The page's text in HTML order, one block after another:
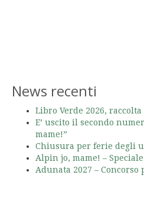
News recenti
Libro Verde 2026, raccolta
E’ uscito il secondo
mame!”
Chiusura per ferie degli
Alpin jo, mame! –
Adunata 2027 –